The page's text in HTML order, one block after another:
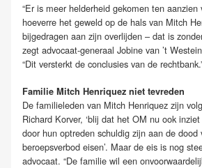
“Er is meer helderheid gekomen ten aanzien
hoeverre het geweld op de hals van Mitch
bijgedragen aan zijn overlijden – dat is
zegt advocaat-generaal Jobine van ’t
“Dit versterkt de conclusies van de
Familie Mitch Henriquez niet tevreden
De familieleden van Mitch Henriquez zijn
Richard Korver, ‘blij dat het OM nu ook
door hun optreden schuldig zijn aan de dood
beroepsverbod eisen’. Maar de eis is nog
advocaat. “De familie wil een